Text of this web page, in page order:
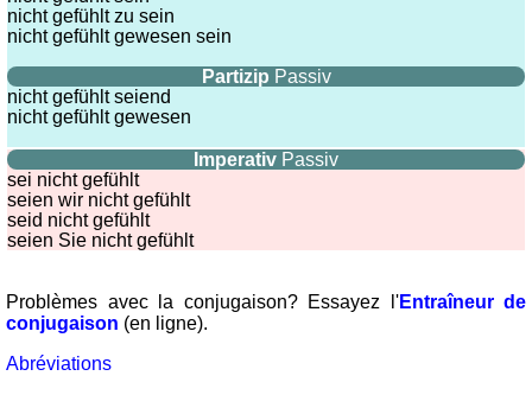
nicht gefühlt zu sein
nicht gefühlt gewesen sein
Partizip Passiv
nicht gefühlt seiend
nicht gefühlt gewesen
Imperativ Passiv
sei nicht gefühlt
seien wir nicht gefühlt
seid nicht gefühlt
seien Sie nicht gefühlt
Problèmes avec la conjugaison? Essayez l'Entraîneur de
conjugaison (en ligne).
Abréviations